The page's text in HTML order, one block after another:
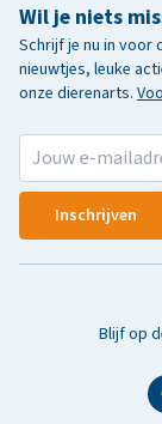
Wil je niets
Schrijf je nu in voor
nieuwtjes, leuke
onze dierenarts.
Inschrijven
Blijf op